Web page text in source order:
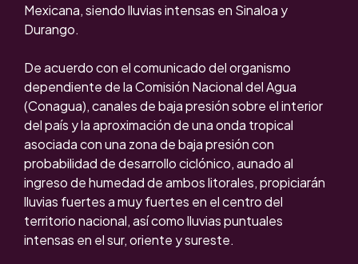
Mexicana, siendo lluvias intensas en Sinaloa y
Durango.
De acuerdo con el comunicado del organismo
dependiente de la Comisión Nacional del Agua
(Conagua), canales de baja presión sobre el interior
del país y la aproximación de una onda tropical
asociada con una zona de baja presión con
probabilidad de desarrollo ciclónico, aunado al
ingreso de humedad de ambos litorales, propiciarán
lluvias fuertes a muy fuertes en el centro del
territorio nacional, así como lluvias puntuales
intensas en el sur, oriente y sureste.